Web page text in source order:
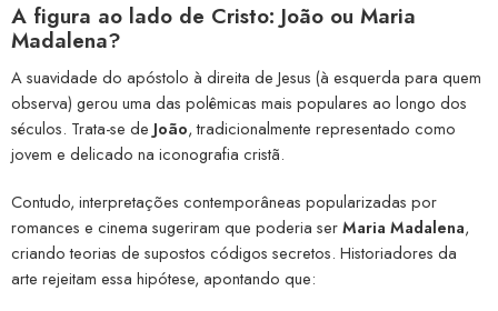
A figura ao lado de Cristo: João ou Maria
Madalena?
A suavidade do apóstolo à direita de Jesus (à esquerda para quem
observa) gerou uma das polêmicas mais populares ao longo dos
séculos. Trata-se de João, tradicionalmente representado como
jovem e delicado na iconografia cristã.
Contudo, interpretações contemporâneas popularizadas por
romances e cinema sugeriram que poderia serMaria Madalena,
criando teorias de supostos códigos secretos. Historiadores da
arte rejeitam essa hipótese, apontando que: